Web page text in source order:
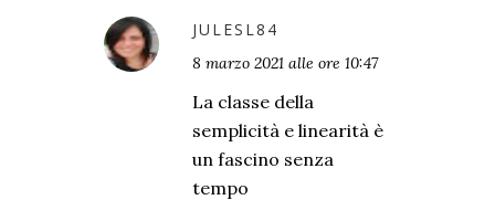
JULESL84
8 marzo 2021 alle ore 10:47
La classe della
semplicità e linearità è
un fascino senza
tempo